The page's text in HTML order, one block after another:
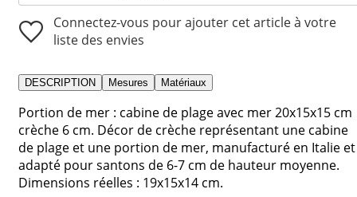
Connectez-vous pour ajouter cet article à votre
liste des envies
DESCRIPTION Mesures Matériaux
Portion de mer : cabine de plage avec mer 20x15x15 cm
crèche 6 cm. Décor de crèche représentant une cabine
de plage et une portion de mer, manufacturé en Italie et
adapté pour santons de 6-7 cm de hauteur moyenne.
Dimensions réelles : 19x15x14 cm.